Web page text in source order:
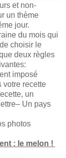
et non-
un thème
jour.
du mois qui
choisir le
deux règles
imposé
votre recette
un
Un pays
photos
: le melon !